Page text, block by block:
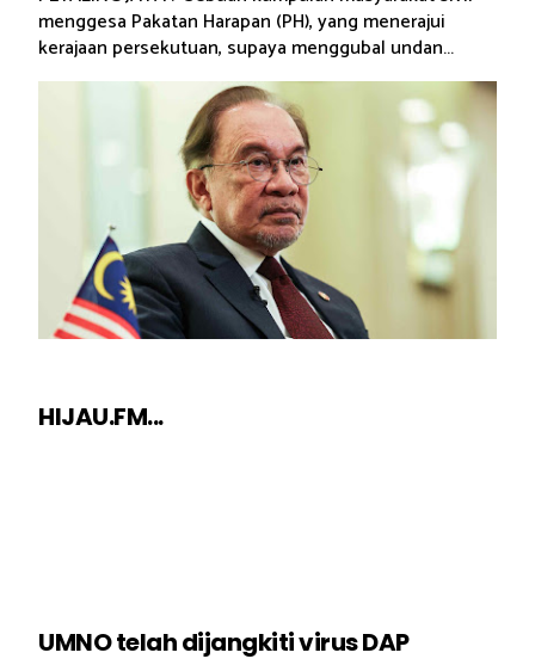
menggesa Pakatan Harapan (PH), yang menerajui
kerajaan persekutuan, supaya menggubal undan...
HIJAU.FM...
UMNO telah dijangkiti virus DAP